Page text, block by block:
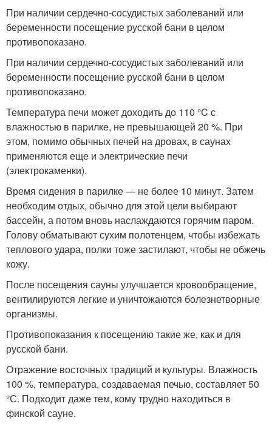
При наличии сердечно-сосудистых заболеваний или
беременности посещение русской бани в целом
противопоказано.
При наличии сердечно-сосудистых заболеваний или
беременности посещение русской бани в целом
противопоказано.
Температура печи может доходить до 110 °C с
влажностью в парилке, не превышающей 20 %. При
этом, помимо обычных печей на дровах, в саунах
применяются еще и электрические печи
(электрокаменки).
Время сидения в парилке — не более 10 минут. Затем
необходим отдых, обычно для этой цели выбирают
бассейн, а потом вновь наслаждаются горячим паром.
Голову обматывают сухим полотенцем, чтобы избежать
теплового удара, полки тоже застилают, чтобы не обжечь
кожу.
После посещения сауны улучшается кровообращение,
вентилируются легкие и уничтожаются болезнетворные
организмы.
Противопоказания к посещению такие же, как и для
русской бани.
Отражение восточных традиций и культуры. Влажность
100 %, температура, создаваемая печью, составляет 50
°С. Подходит даже тем, кому трудно находиться в
финской сауне.